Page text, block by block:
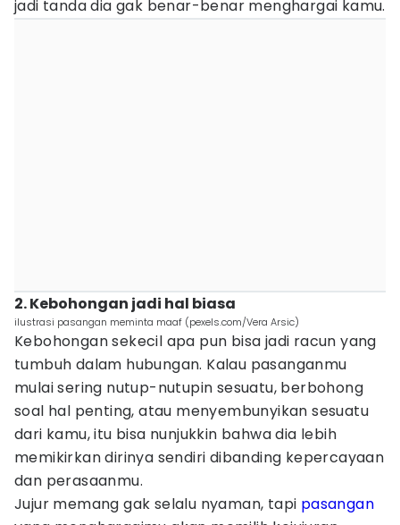
jadi tanda dia gak benar-benar menghargai kamu.
2. Kebohongan jadi hal biasa
ilustrasi pasangan meminta maaf (pexels.com/Vera Arsic)
Kebohongan sekecil apa pun bisa jadi racun yang
tumbuh dalam hubungan. Kalau pasanganmu
mulai sering nutup-nutupin sesuatu, berbohong
soal hal penting, atau menyembunyikan sesuatu
dari kamu, itu bisa nunjukkin bahwa dia lebih
memikirkan dirinya sendiri dibanding kepercayaan
dan perasaanmu.
Jujur memang gak selalu nyaman, tapi pasangan